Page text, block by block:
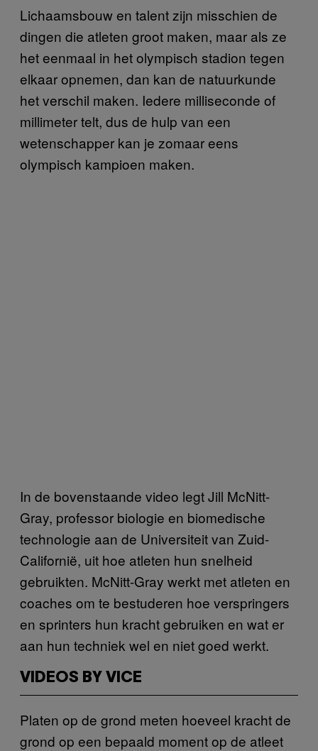
Lichaamsbouw en talent zijn misschien de
dingen die atleten groot maken, maar als ze
het eenmaal in het olympisch stadion tegen
elkaar opnemen, dan kan de natuurkunde
het verschil maken. Iedere milliseconde of
millimeter telt, dus de hulp van een
wetenschapper kan je zomaar eens
olympisch kampioen maken.
In de bovenstaande video legt Jill McNitt-
Gray, professor biologie en biomedische
technologie aan de Universiteit van Zuid-
Californië, uit hoe atleten hun snelheid
gebruikten. McNitt-Gray werkt met atleten en
coaches om te bestuderen hoe verspringers
en sprinters hun kracht gebruiken en wat er
aan hun techniek wel en niet goed werkt.
VIDEOS BY VICE
Platen op de grond meten hoeveel kracht de
grond op een bepaald moment op de atleet